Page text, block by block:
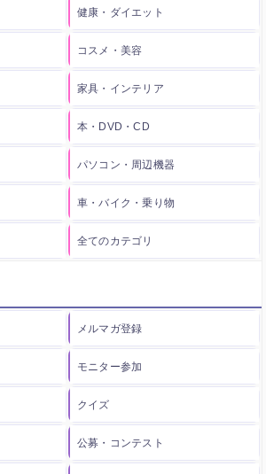
健康・ダイエット
コスメ・美容
家具・インテリア
本・DVD・CD
パソコン・周辺機器
車・バイク・乗り物
全てのカテゴリ
メルマガ登録
モニター参加
クイズ
公募・コンテスト